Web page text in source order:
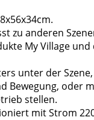
zu anderen
My Village und
unter der
Bewegung, oder
stellen.
mit Strom